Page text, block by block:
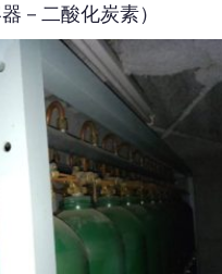
－二酸化炭素）